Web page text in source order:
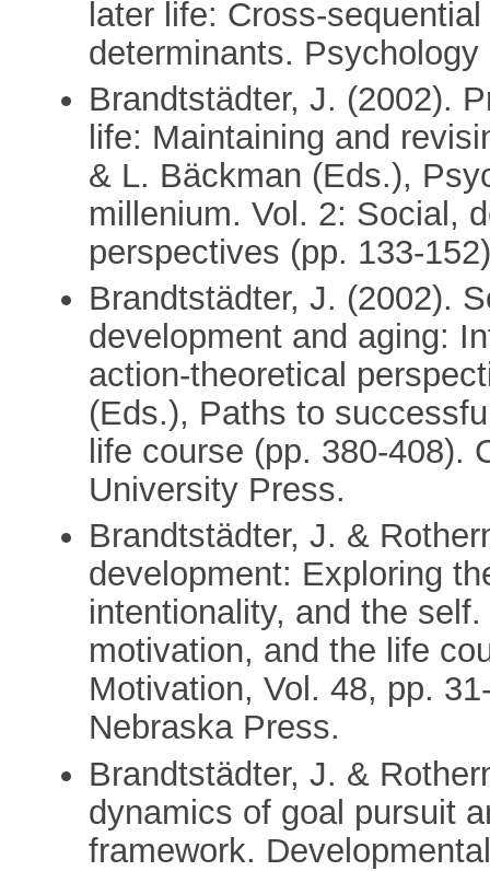
later life: Cross-
determinants.
Brandtstädter, J. (2002).
life: Maintaining and
& L. Bäckman (Eds.),
millenium. Vol. 2: Social,
perspectives (pp. 133-
Brandtstädter, J. (2002).
development and aging:
action-theoretical
(Eds.), Paths to
life course (pp. 380-408).
University Press.
Brandtstädter, J. &
development: Exploring
intentionality, and the
motivation, and the life
Motivation, Vol. 48, pp.
Nebraska Press.
Brandtstädter, J. &
dynamics of goal pursuit
framework.